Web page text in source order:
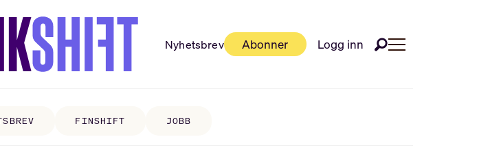
Nyhetsbrev Abonner Logg inn
FINSHIFT JOBB